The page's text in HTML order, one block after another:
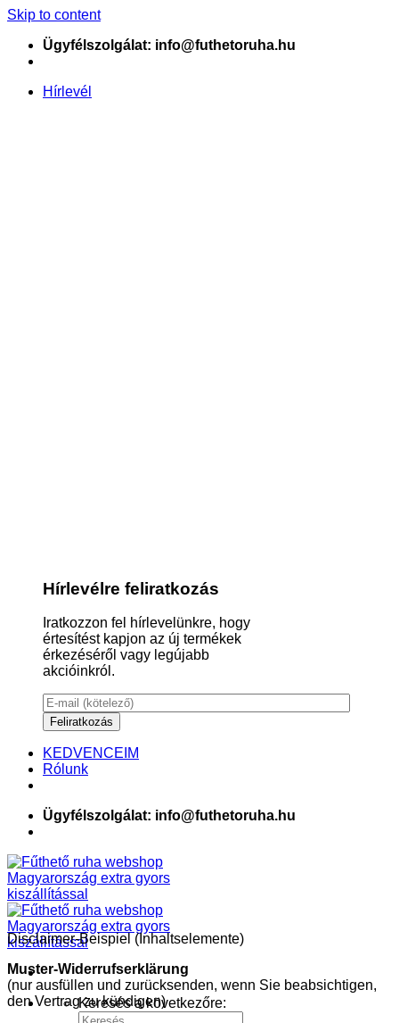
Skip to content
Ügyfélszolgálat: info@futhetoruha.hu
Hírlevél
Hírlevélre feliratkozás
Iratkozzon fel hírlevelünkre, hogy
értesítést kapjon az új termékek
érkezéséről vagy legújabb
akcióinkról.
KEDVENCEIM
Rólunk
Ügyfélszolgálat: info@futhetoruha.hu
Keresés a következőre:
Disclaimer-Beispiel (Inhaltselemente)
Muster-Widerrufserklärung
(nur ausfüllen und zurücksenden, wenn Sie beabsichtigen,
den Vertrag zu kündigen)